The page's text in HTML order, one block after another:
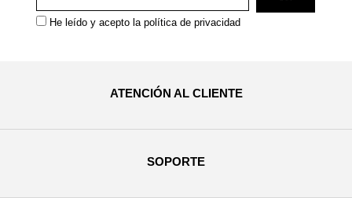
He leído y acepto lapolítica de privacidad
ATENCIÓN AL CLIENTE
SOPORTE